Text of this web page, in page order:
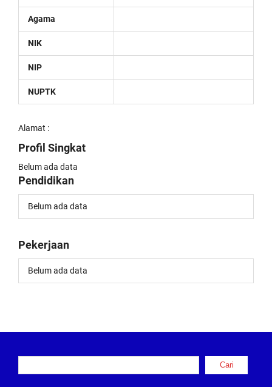
Agama
NIK
NIP
NUPTK
Alamat :
Profil Singkat
Belum ada data
Pendidikan
Belum ada data
Pekerjaan
Belum ada data
Cari